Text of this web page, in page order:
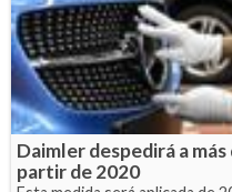
Daimler despedirá a
partir de 2020